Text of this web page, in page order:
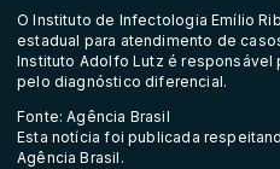
O Instituto de Infectologia Emílio
estadual para atendimento de
Instituto Adolfo Lutz é responsável
pelo diagnóstico diferencial.
Fonte: Agência Brasil
Esta notícia foi publicada
Agência Brasil.